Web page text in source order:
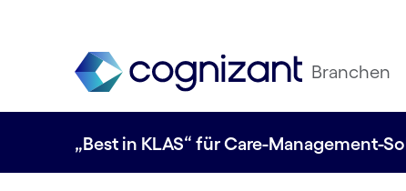
Branchen
„Best in KLAS“ für Care-Management-